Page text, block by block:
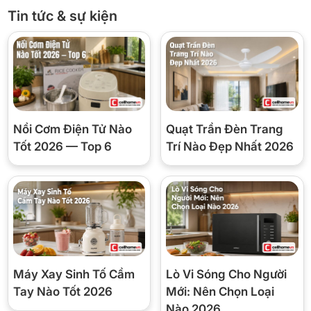
không khí trong lành để bảo quản sự tươi ngon của thực phẩm và
đảm bảo an toàn cho người dùng.
Xem thêm: Chứng nhận công nghệ trên tủ lạnh Samsung
*Hình ảnh chỉ mang tính chất minh họa
Rau củ được duy trì độ tươi ngon và bảo toàn dưỡng chất nhờ để
trong ngăn rau củ FreshZone với thiết kế có nắp đậy kín và tự
Tin tức & sự kiện
Nồi Cơm Điện Tử Nào
Tốt 2026 — Top 6
Quạt Trần Đèn Trang
Trí Nào Đẹp Nhất 2026
Máy Xay Sinh Tố Cầm
Tay Nào Tốt 2026
Lò Vi Sóng Cho Người
Mới: Nên Chọn Loại